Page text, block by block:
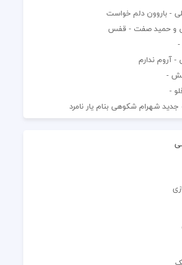
- باروون دلم خواست
و حمید صفت - قفس
-
آروم ندارم
-
-
جدید شهرام شکوهی بنام یار نامرد